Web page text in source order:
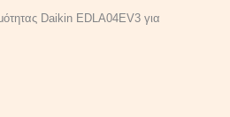
Daikin EDLA04EV3 για